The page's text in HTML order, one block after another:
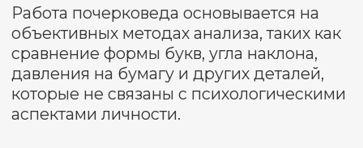
(были более округлые), а другие -
слишком похожи на сравнительные
образцы, но движения, которым они
были выполнены были медленными,
неуверенными, нажим был слишком
сильный. Так бывает, когда человек
старательно выводит буквы,
написанные кем-то другим. Это
помогло эксперту установить, что